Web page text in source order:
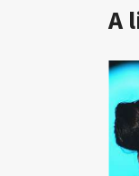
A